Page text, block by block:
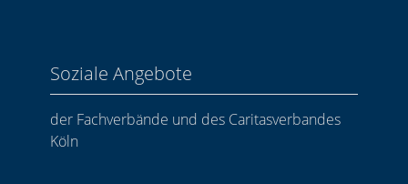
Soziale Angebote
der Fachverbände und des Caritasverbandes
Köln